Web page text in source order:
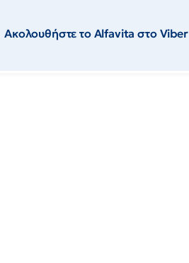
Ακολουθήστε το Αlfavita στο Viber